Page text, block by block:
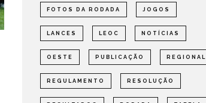
COMPETIÇÕES ESTADUAL NOTÍCIAS
FOTOS DA RODADA JOGOS
LANCES LEOC NOTÍCIAS
OESTE PUBLICAÇÃO REGIONAL
REGULAMENTO RESOLUÇÃO